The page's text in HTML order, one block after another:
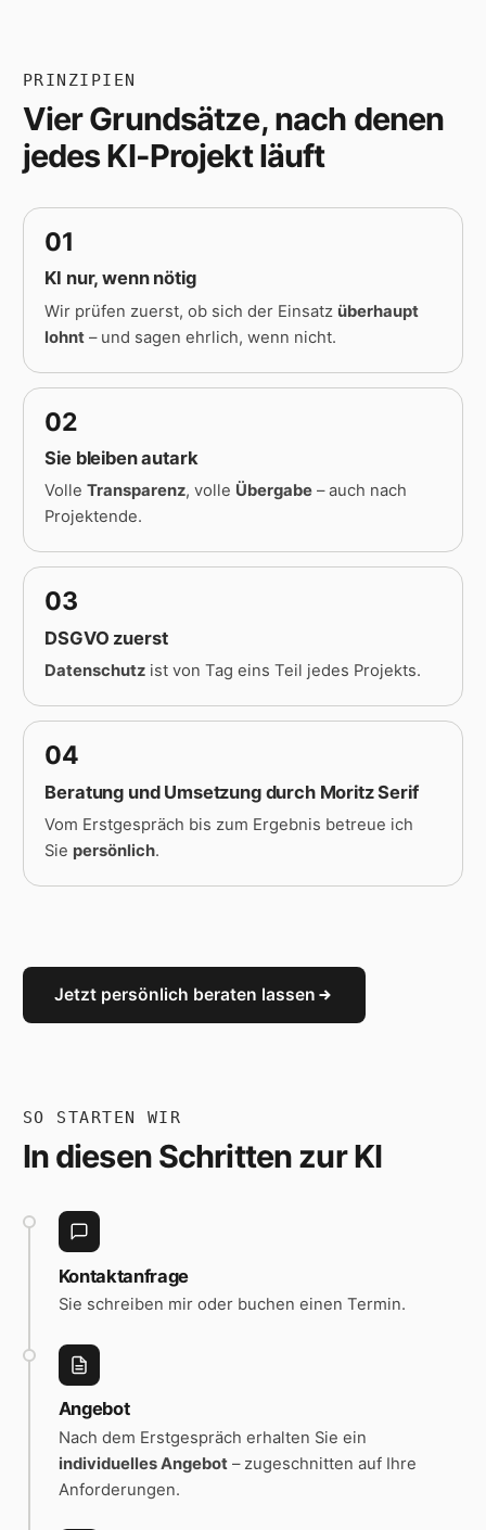
PRINZIPIEN
Vier Grundsätze, nach denen
jedes KI-Projekt läuft
01
KI nur, wenn nötig
Wir prüfen zuerst, ob sich der Einsatz überhaupt
lohnt – und sagen ehrlich, wenn nicht.
02
Sie bleiben autark
VolleTransparenz, volle Übergabe – auch nach
Projektende.
03
DSGVO zuerst
Datenschutz ist von Tag eins Teil jedes Projekts.
04
Beratung und Umsetzung durch Moritz Serif
Vom Erstgespräch bis zum Ergebnis betreue ich
Sie persönlich.
Jetzt persönlich beraten lassen
SO STARTEN WIR
In diesen Schritten zur KI
Kontaktanfrage
Sie schreiben mir oder buchen einen Termin.
Angebot
Nach dem Erstgespräch erhalten Sie ein
individuelles Angebot– zugeschnitten auf Ihre
Anforderungen.